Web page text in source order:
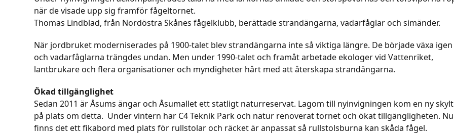
när de visade upp sig framför fågeltornet.
Thomas Lindblad, från Nordöstra Skånes fågelklubb, berättade strandängarna, vadarfåglar och simänder.
När jordbruket moderniserades på 1900-talet blev strandängarna inte så viktiga längre. De började växa igen
och vadarfåglarna trängdes undan. Men under 1990-talet och framåt arbetade ekologer vid Vattenriket,
lantbrukare och flera organisationer och myndigheter hårt med att återskapa strandängarna.
Ökad tillgänglighet
Sedan 2011 är Åsums ängar och Åsumallet ett statligt naturreservat. Lagom till nyinvigningen kom en ny skylt
på plats om detta. Under vintern har C4 Teknik Park och natur renoverat tornet och ökat tillgängligheten. Nu
finns det ett fikabord med plats för rullstolar och räcket är anpassat så rullstolsburna kan skåda fågel.